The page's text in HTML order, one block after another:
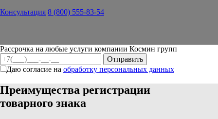
Консультация 8 (800) 555-83-54
Рассрочка на любые услуги компании Космин групп
Даю согласие на обработку персональных данных
Преимущества регистрации
товарного знака